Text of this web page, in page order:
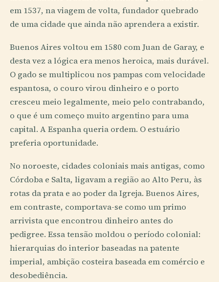
em 1537, na viagem de volta, fundador quebrado
de uma cidade que ainda não aprendera a existir.
Buenos Aires voltou em 1580 com Juan de Garay, e
desta vez a lógica era menos heroica, mais durável.
O gado se multiplicou nos pampas com velocidade
espantosa, o couro virou dinheiro e o porto
cresceu meio legalmente, meio pelo contrabando,
o que é um começo muito argentino para uma
capital. A Espanha queria ordem. O estuário
preferia oportunidade.
No noroeste, cidades coloniais mais antigas, como
Córdoba e Salta, ligavam a região ao Alto Peru, às
rotas da prata e ao poder da Igreja. Buenos Aires,
em contraste, comportava-se como um primo
arrivista que encontrou dinheiro antes do
pedigree. Essa tensão moldou o período colonial:
hierarquias do interior baseadas na patente
imperial, ambição costeira baseada em comércio e
desobediência.